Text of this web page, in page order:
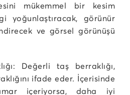
mükemmel bir kesim
yoğunlaştıracak, görünür
ve görsel görünüşü
Değerli taş berraklığı,
ifade eder. İçerisinde
içeriyorsa, daha iyi